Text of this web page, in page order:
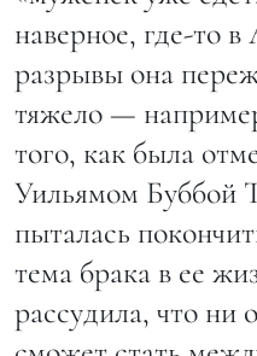
наверное, где-то
разрывы она
тяжело —
того, как была
Уильямом Буббой
пыталась
тема брака в ее
рассудила, что ни